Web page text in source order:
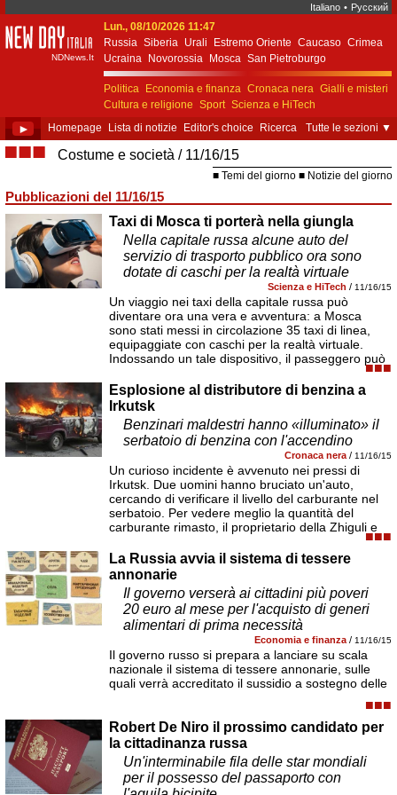
Italiano • Русский
New Day Italia
NDNews.It
Lun., 08/10/2026 11:47
Russia Siberia Urali Estremo Oriente Caucaso Crimea
Ucraina
Novorossia Mosca San Pietroburgo
Ekaterinburgo Kiev Simferopol
Sebastopoli
Politica
Economia e finanza Cronaca nera Gialli e misteri
Cultura e religione Sport Scienza e HiTech
Costume e società
Unione Europea
► Homepage Lista di notizie Editor's choice Ricerca Tutte le sezioni ▼
■■■ Costume e società 11/16/15
Temi del giorno Notizie del giorno
Pubblicazioni del 11/16/15
Taxi di Mosca ti porterà nella giungla
Nella capitale russa alcune auto del
servizio di trasporto pubblico ora sono
dotate di caschi per la realtà virtuale
Scienza e HiTech / 11/16/15
Un viaggio nei taxi della capitale russa può
diventare ora una vera e avventura: a Mosca
sono stati messi in circolazione 35 taxi di linea,
equipaggiate con caschi per la realtà virtuale.
Indossando un tale dispositivo, il passeggero può
■■■
Esplosione al distributore di benzina a
Irkutsk
Benzinari maldestri hanno «illuminato» il
serbatoio di benzina con l'accendino
Cronaca nera / 11/16/15
Un curioso incidente è avvenuto nei pressi di
Irkutsk. Due uomini hanno bruciato un'auto,
cercando di verificare il livello del carburante nel
serbatoio. Per vedere meglio la quantità del
carburante rimasto, il proprietario della Zhiguli e
■■■
La Russia avvia il sistema di tessere
annonarie
Il governo verserà ai cittadini più poveri
20 euro al mese per l'acquisto di generi
alimentari di prima necessità
Economia e finanza / 11/16/15
Il governo russo si prepara a lanciare su scala
nazionale il sistema di tessere annonarie, sulle
quali verrà accreditato il sussidio a sostegno delle
■■■
Robert De Niro il prossimo candidato per
la cittadinanza russa
Un'interminabile fila delle star mondiali
per il possesso del passaporto con